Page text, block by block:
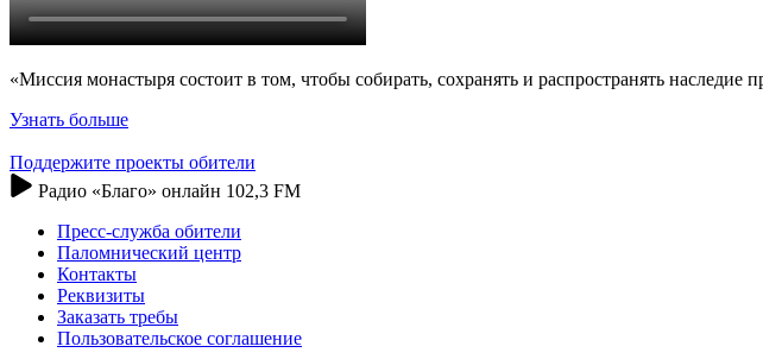
«Миссия монастыря состоит в том, чтобы собирать, сохранять и распространять
Узнать больше
Поддержите проекты обители
Радио «Благо» онлайн 102,3 FM
Пресс-служба обители
Паломнический центр
Контакты
Реквизиты
Заказать требы
Пользовательское соглашение